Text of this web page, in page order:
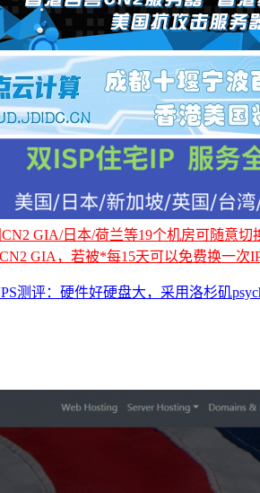
GIA/日本/荷兰等19个机房可随意切
GIA，若被*每15天可以免费换一次
测评：硬件好硬盘大，采用洛杉矶